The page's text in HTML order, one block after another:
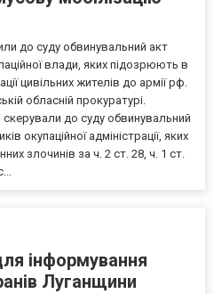
до суду обвинувальний акт
влади, яких підозрюють в
цивільних жителів до армії рф.
обласній прокуратурі.
до суду обвинувальний
окупаційної адміністрації, яких
злочинів за ч. 2 ст. 28, ч. 1 ст.
інформування
Луганщини